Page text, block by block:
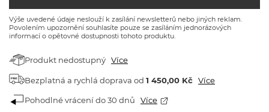
Výše uvedené údaje neslouží k zasílání newsletterů nebo jiných reklam.
Povolením upozornění souhlasíte pouze se zasíláním jednorázových
informací o opětovné dostupnosti tohoto produktu.
Produkt nedostupný Více
Bezplatná a rychlá doprava od 1 450,00 Kč Více
Pohodlné vrácení do 30 dnů Více